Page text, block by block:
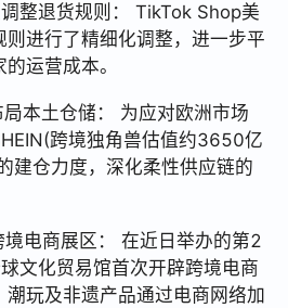
整退货规则： TikTok Shop美
则进行了精细化调整，进一步平
运营成本。
本土仓储： 为应对欧洲市场
跨境独角兽估值约3650亿
建仓力度，深化柔性供应链的
电商展区： 在近日举办的第2
文化贸易馆首次开辟跨境电商
玩及非遗产品通过电商网络加